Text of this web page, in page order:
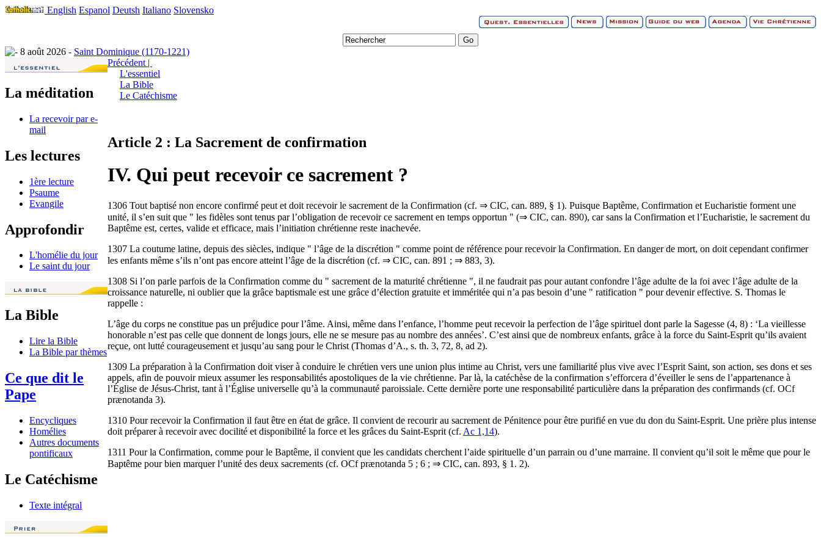
English Espanol Deutsh Italiano Slovensko
8 août 2026 - Saint Dominique (1170-1221)
La méditation
La recevoir par e-
mail
Les lectures
1ère lecture
Psaume
Evangile
Approfondir
L'homélie du jour
Le saint du jour
La Bible
Lire la Bible
La Bible par thèmes
Ce que dit le
Pape
Encycliques
Homélies
Autres documents
pontificaux
Le Catéchisme
Texte intégral
Précédent |
L'essentiel
La Bible
Le Catéchisme
Article 2 : La Sacrement de confirmation
IV. Qui peut recevoir ce sacrement ?
1306 Tout baptisé non encore confirmé peut et doit recevoir le sacrement de la Confirmation (cf. ⇒ CIC, can. 889, § 1). Puisque Baptême, Confirmation et Eucharistie forment une
unité, il s’en suit que " les fidèles sont tenus par l’obligation de recevoir ce sacrement en temps opportun " (⇒ CIC, can. 890), car sans la Confirmation et l’Eucharistie, le sacrement du
Baptême est, certes, valide et efficace, mais l’initiation chrétienne reste inachevée.
1307 La coutume latine, depuis des siècles, indique " l’âge de la discrétion " comme point de référence pour recevoir la Confirmation. En danger de mort, on doit cependant confirmer
les enfants même s’ils n’ont pas encore atteint l’âge de la discrétion (cf. ⇒ CIC, can. 891 ; ⇒ 883, 3).
1308 Si l’on parle parfois de la Confirmation comme du " sacrement de la maturité chrétienne ", il ne faudrait pas pour autant confondre l’âge adulte de la foi avec l’âge adulte de la
croissance naturelle, ni oublier que la grâce baptismale est une grâce d’élection gratuite et imméritée qui n’a pas besoin d’une " ratification " pour devenir effective. S. Thomas le
rappelle :
L’âge du corps ne constitue pas un préjudice pour l’âme. Ainsi, même dans l’enfance, l’homme peut recevoir la perfection de l’âge spirituel dont parle la Sagesse (4, 8) : ‘La vieillesse
honorable n’est pas celle que donnent de longs jours, elle ne se mesure pas au nombre des années’. C’est ainsi que de nombreux enfants, grâce à la force du Saint-Esprit qu’ils avaient
reçue, ont lutté courageusement et jusqu’au sang pour le Christ (Thomas d’A., s. th. 3, 72, 8, ad 2).
1309 La préparation à la Confirmation doit viser à conduire le chrétien vers une union plus intime au Christ, vers une familiarité plus vive avec l’Esprit Saint, son action, ses dons et ses
appels, afin de pouvoir mieux assumer les responsabilités apostoliques de la vie chrétienne. Par là, la catéchèse de la confirmation s’efforcera d’éveiller le sens de l’appartenance à
l’Église de Jésus-Christ, tant à l’Église universelle qu’à la communauté paroissiale. Cette dernière porte une responsabilité particulière dans la préparation des confirmands (cf. OCf
prænotanda 3).
1310 Pour recevoir la Confirmation il faut être en état de grâce. Il convient de recourir au sacrement de Pénitence pour être purifié en vue du don du Saint-Esprit. Une prière plus intense
doit préparer à recevoir avec docilité et disponibilité la force et les grâces du Saint-Esprit (cf. Ac 1,14).
1311 Pour la Confirmation, comme pour le Baptême, il convient que les candidats cherchent l’aide spirituelle d’un parrain ou d’une marraine. Il convient qu’il soit le même que pour le
Baptême pour bien marquer l’unité des deux sacrements (cf. OCf prænotanda 5 ; 6 ; ⇒ CIC, can. 893, § 1. 2).